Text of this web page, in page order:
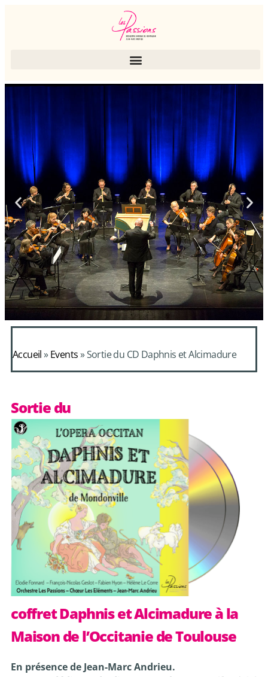
Accueil»Events»Sortie du CD Daphnis et Alcimadure
Sortie du
coffret Daphnis et Alcimadure à la
Maison de l’Occitanie de Toulouse
En présence de Jean-Marc Andrieu.